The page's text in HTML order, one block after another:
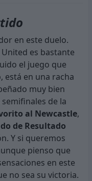
en este duelo.
es bastante
el juego que
está en una racha
muy bien
de la
al Newcastle,
de Resultado
Y si queremos
pienso que
en este
no sea su victoria.